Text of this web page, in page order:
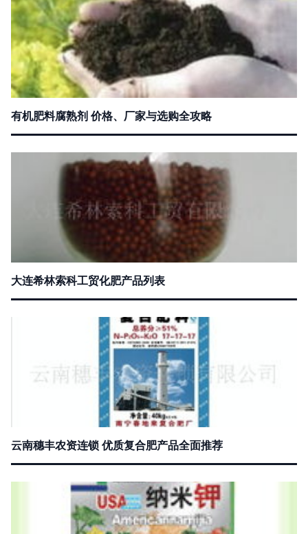
有机肥料腐熟剂 价格、厂家与选购全攻略
大连希林索科工贸化肥产品列表
云南穗丰农资连锁 优质复合肥产品全面推荐